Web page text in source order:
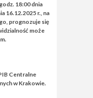
18:00 dnia
16.12.2025 r., na
prognozuje się
może
Centralne
w Krakowie.